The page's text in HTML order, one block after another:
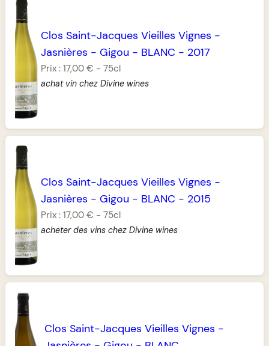
Clos Saint-Jacques Vieilles Vignes -
Jasnières - Gigou - BLANC - 2017
Prix :17,00 € -75cl
achat vin chez Divine wines
Clos Saint-Jacques Vieilles Vignes -
Jasnières - Gigou - BLANC - 2015
Prix :17,00 € -75cl
acheter des vins chez Divine wines
Clos Saint-Jacques Vieilles Vignes -